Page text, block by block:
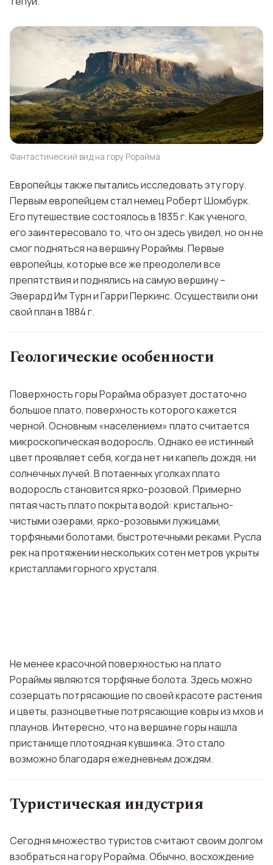
Фантастический вид на гору Рорайма
Европейцы также пытались исследовать эту гору.
Первым европейцем стал немец Роберт Шомбурк.
Его путешествие состоялось в 1835 г. Как ученого,
его заинтересовало то, что он здесь увидел, но он не
смог подняться на вершину Рораймы. Первые
европейцы, которые все же преодолели все
препятствия и поднялись на самую вершину –
Эверард Им Турн и Гарри Перкинс. Осуществили они
свой план в 1884 г.
Геологические особенности
Поверхность горы Рорайма образует достаточно
большое плато, поверхность которого кажется
черной. Основным «населением» плато считается
микроскопическая водоросль. Однако ее истинный
цвет проявляет себя, когда нет ни капель дождя, ни
солнечных лучей. В потаенных уголках плато
водоросль становится ярко-розовой. Примерно
пятая часть плато покрыта водой: кристально-
чистыми озерами, ярко-розовыми лужицами,
торфяными болотами, быстротечными реками. Русла
рек на протяжении нескольких сотен метров укрыты
кристаллами горного хрусталя.
Не менее красочной поверхностью на плато
Рораймы являются торфяные болота. Здесь можно
созерцать потрясающие по своей красоте растения
и цветы, разноцветные потрясающие ковры из мхов и
плаунов. Интересно, что на вершине горы нашла
пристанище плотоядная кувшинка. Это стало
возможно благодаря ежедневным дождям.
Туристическая индустрия
Сегодня множество туристов считают своим долгом
взобраться на гору Рорайма. Обычно, восхождение